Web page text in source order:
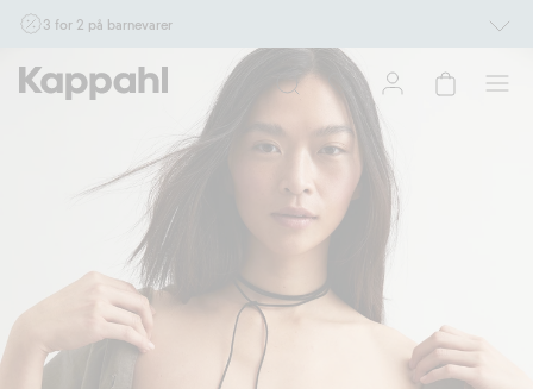
3 for 2 på barnevarer
Ikke Newbie. Gjelder når du handler 2 eller flere varer som inngår i tilbudet tom.
17/8 i butikk & online for deg som er eller blir medlem. Kan ikke kombineres med
andre tilbud eller rabatter.
Handle nå